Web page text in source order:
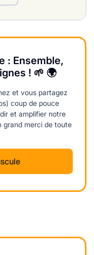
: Ensemble,
! 🌱 🌍
et vous partagez
coup de pouce
et amplifier notre
grand merci de toute